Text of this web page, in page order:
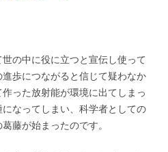
の中に役に立つと宣伝し使って
歩につながると信じて疑わなか
った放射能が環境に出てしまっ
なってしまい、科学者としての
藤が始まったのです。